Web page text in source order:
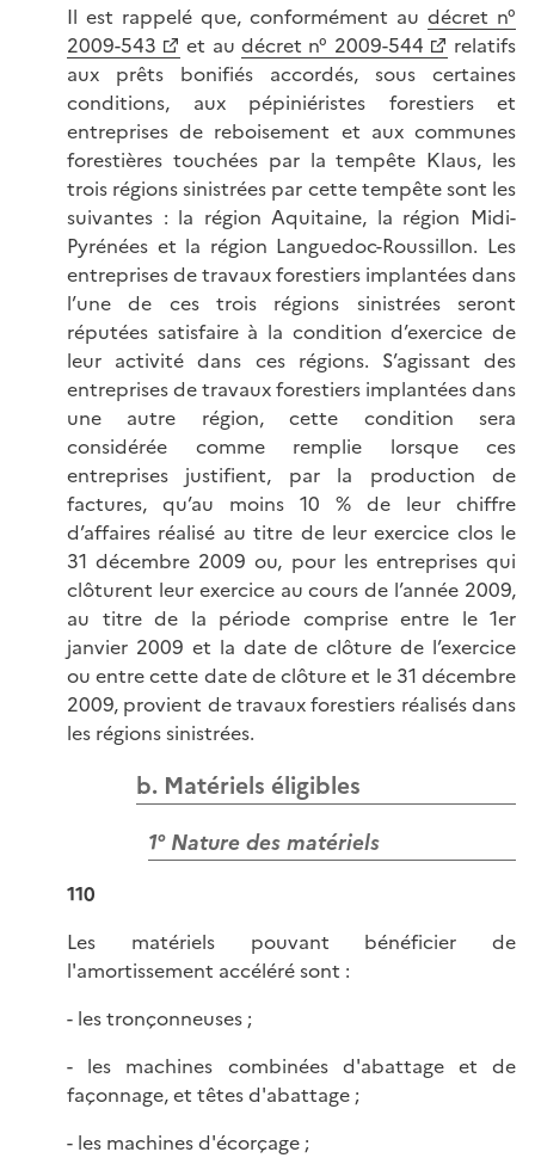
Il est rappelé que, conformément au décret n°
2009-543
et au décret n° 2009-544
relatifs
aux prêts bonifiés accordés, sous certaines
conditions, aux pépiniéristes forestiers et
entreprises de reboisement et aux communes
forestières touchées par la tempête Klaus, les
trois régions sinistrées par cette tempête sont les
suivantes : la région Aquitaine, la région Midi-
Pyrénées et la région Languedoc-Roussillon. Les
entreprises de travaux forestiers implantées dans
l’une de ces trois régions sinistrées seront
réputées satisfaire à la condition d’exercice de
leur activité dans ces régions. S’agissant des
entreprises de travaux forestiers implantées dans
une autre région, cette condition sera
considérée comme remplie lorsque ces
entreprises justifient, par la production de
factures, qu’au moins 10 % de leur chiffre
d’affaires réalisé au titre de leur exercice clos le
31 décembre 2009 ou, pour les entreprises qui
clôturent leur exercice au cours de l’année 2009,
au titre de la période comprise entre le 1er
janvier 2009 et la date de clôture de l’exercice
ou entre cette date de clôture et le 31 décembre
2009, provient de travaux forestiers réalisés dans
les régions sinistrées.
b. Matériels éligibles
1° Nature des matériels
110
Les matériels pouvant bénéficier de
l'amortissement accéléré sont :
- les tronçonneuses ;
- les machines combinées d'abattage et de
façonnage, et têtes d'abattage ;
- les machines d'écorçage ;